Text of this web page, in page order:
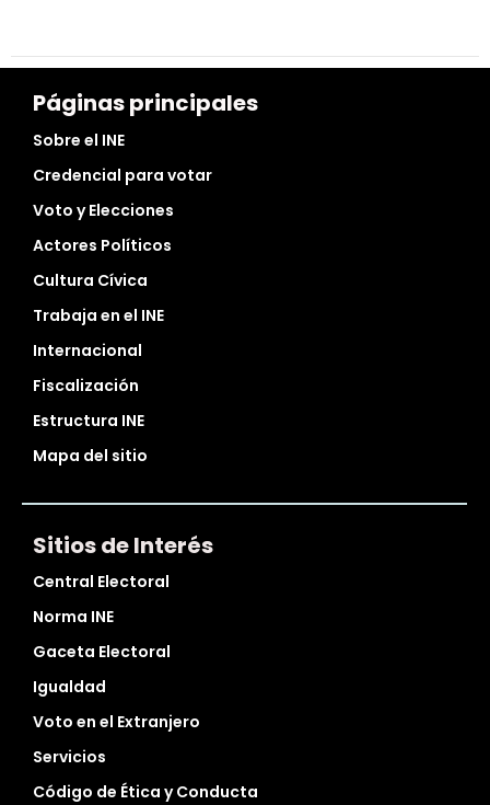
Páginas principales
Sobre el INE
Credencial para votar
Voto y Elecciones
Actores Políticos
Cultura Cívica
Trabaja en el INE
Internacional
Fiscalización
Estructura INE
Mapa del sitio
Sitios de Interés
Central Electoral
Norma INE
Gaceta Electoral
Igualdad
Voto en el Extranjero
Servicios
Código de Ética y Conducta